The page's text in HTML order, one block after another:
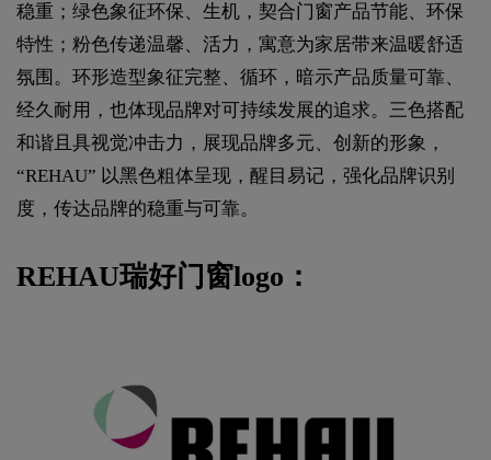
稳重；绿色象征环保、生机，契合门窗产品节能、环保
特性；粉色传递温馨、活力，寓意为家居带来温暖舒适
氛围。环形造型象征完整、循环，暗示产品质量可靠、
经久耐用，也体现品牌对可持续发展的追求。三色搭配
和谐且具视觉冲击力，展现品牌多元、创新的形象，
“REHAU” 以黑色粗体呈现，醒目易记，强化品牌识别
度，传达品牌的稳重与可靠。
REHAU瑞好门窗logo：